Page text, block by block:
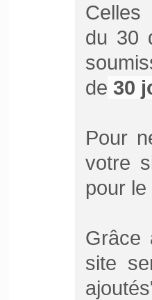
Celles
du 30
de 30
Pour
votre
pour le
Grâce
site